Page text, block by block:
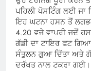
ਪਹਿਲੀ ਪੋਸਟਿੰਗ ਲਈ ਜਾ
ਇਹ ਘਟਨਾ ਹਸਨ ਤੋਂ
4.20 ਵਜੇ ਵਾਪਰੀ ਜਦੋਂ
ਗੱਡੀ ਦਾ ਟਾਇਰ ਫਟ
ਸੰਤੁਲਨ ਗੁਆ ਦਿੱਤਾ ਅਤੇ
ਦਰੱਖਤ ਨਾਲ ਟਕਰਾ ਗਈ।